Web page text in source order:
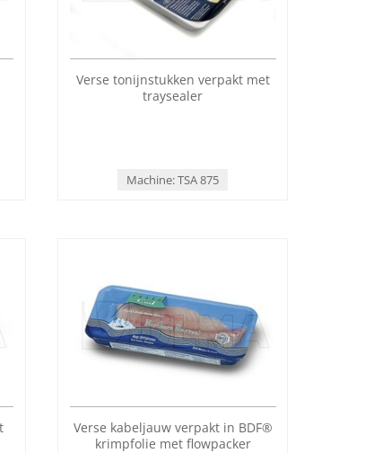
Verse tonijnstukken verpakt met
traysealer
Machine: TSA 875
Verse kabeljauw verpakt in BDF®
krimpfolie met flowpacker